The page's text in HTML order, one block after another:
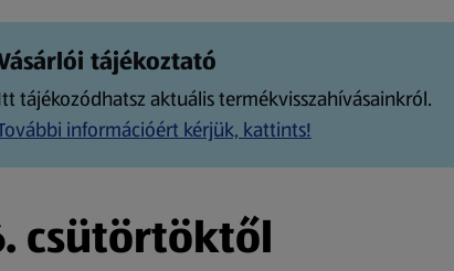
tájékoztató
tájékozódhatsz aktuális termékvisszahívásainkról.
információért kérjük, kattints!
csütörtöktől